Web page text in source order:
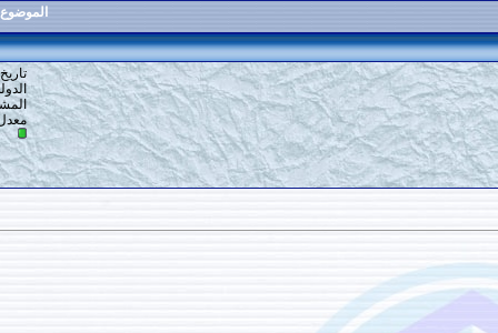
رمضان الشهر المبارك
#
18
تاريخ التسجيل: 18-02-2020
الدولة: أرض الله
المشاركات: 8
معدل تقييم المستوى: 0